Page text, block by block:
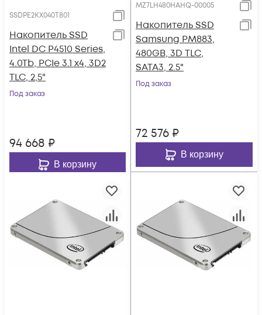
SSDPE2KX040T801
Накопитель SSD
Intel DC P4510 Series,
4.0Tb, PCIe 3.1 x4, 3D2
TLC, 2,5"
Под заказ
94 668 ₽
В корзину
MZ7LH480HAHQ-00005
Накопитель SSD
Samsung PM883,
480GB, 3D TLC,
SATA3, 2.5"
Под заказ
72 576 ₽
В корзину